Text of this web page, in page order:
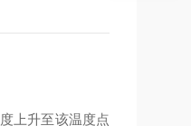
上升至该温度点